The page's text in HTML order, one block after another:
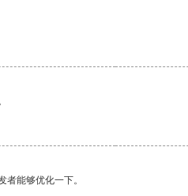
能够优化一下。